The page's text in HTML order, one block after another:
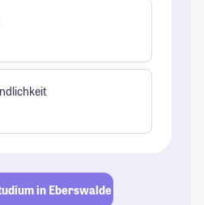
in Eberswalde